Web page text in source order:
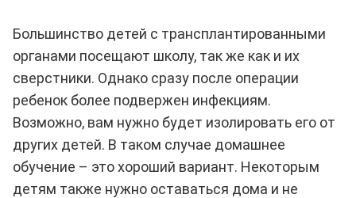
Большинство детей с трансплантированными
органами посещают школу, так же как и их
сверстники. Однако сразу после операции
ребенок более подвержен инфекциям.
Возможно, вам нужно будет изолировать его от
других детей. В таком случае домашнее
обучение – это хороший вариант. Некоторым
детям также нужно оставаться дома и не